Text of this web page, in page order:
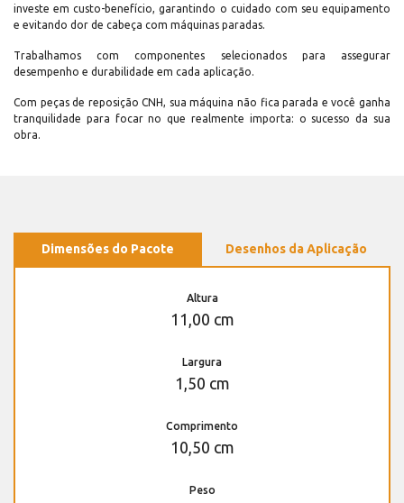
investe em custo-benefício, garantindo o cuidado com seu equipamento
e evitando dor de cabeça com máquinas paradas.
Trabalhamos com componentes selecionados para assegurar
desempenho e durabilidade em cada aplicação.
Com peças de reposição CNH, sua máquina não fica parada e você ganha
tranquilidade para focar no que realmente importa: o sucesso da sua
obra.
Dimensões do Pacote Desenhos da Aplicação
Altura
11,00 cm
Largura
1,50 cm
Comprimento
10,50 cm
Peso